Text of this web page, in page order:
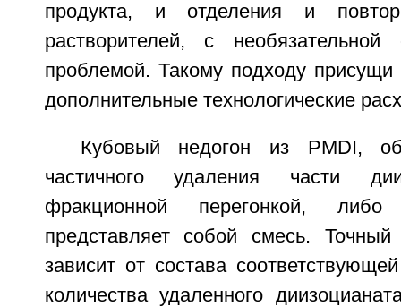
продукта, и отделения и
растворителей, с необязательной
проблемой. Такому подходу присущи
дополнительные технологические
Кубовый недогон из PMDI,
частичного удаления части
фракционной перегонкой,
представляет собой смесь.
зависит от состава
количества удаленного